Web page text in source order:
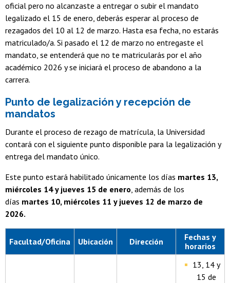
oficial pero no alcanzaste a entregar o subir el mandato
legalizado el 15 de enero, deberás esperar al proceso de
rezagados del 10 al 12 de marzo. Hasta esa fecha, no estarás
matriculado/a. Si pasado el 12 de marzo no entregaste el
mandato, se entenderá que no te matricularás por el año
académico 2026 y se iniciará el proceso de abandono a la
carrera.
Punto de legalización y recepción de
mandatos
Durante el proceso de rezago de matrícula, la Universidad
contará con el siguiente punto disponible para la legalización y
entrega del mandato único.
Este punto estará habilitado únicamente los días martes 13,
miércoles 14 y jueves 15 de enero , además de los
días martes 10, miércoles 11 y jueves 12 de marzo de
2026.
Facultad/Oficina Ubicación Dirección
Fechas y
horarios
13, 14 y
15 de